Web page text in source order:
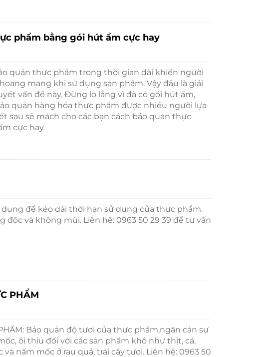
phẩm bằng gói hút ẩm cực hay
quản thực phẩm trong thời gian dài khiến người
mang khi sử dụng sản phẩm. Vậy đâu là giải
vấn đề này. Đừng lo lắng vì đã có gói hút ẩm,
quản hàng hóa thực phẩm được nhiều người lựa
sau sẽ mách cho các bạn cách bảo quản thực
cực hay.
dụng để kéo dài thời hạn sử dụng của thực phẩm.
độc và không mùi. Liên hệ: 0963 50 29 39 để tư vấn
PHẨM
Bảo quản độ tươi của thực phẩm,ngăn cản sự
ôi thiu đối với các sản phẩm khô như thịt, cá,
nấm mốc ở rau quả, trái cây tươi. Liên hệ: 0963 50